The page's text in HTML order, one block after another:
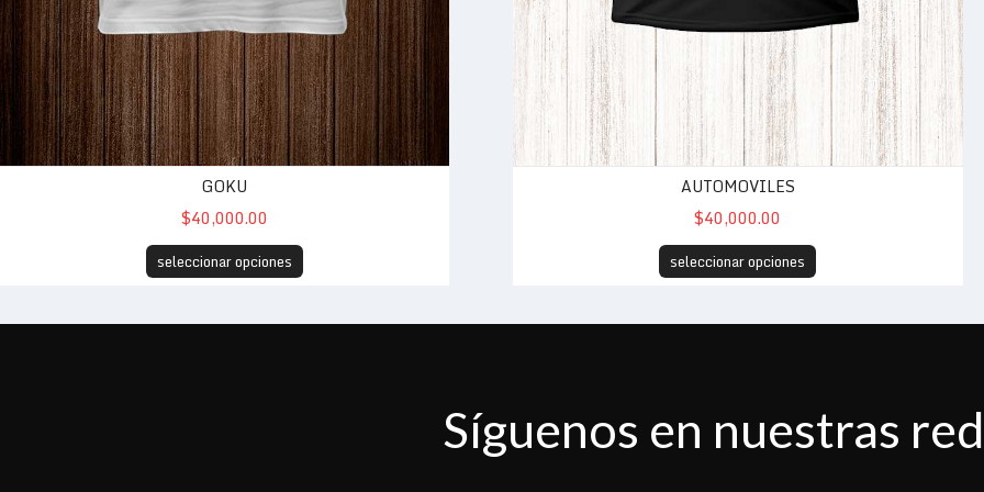
GOKU
$40,000.00
seleccionar opciones
AUTOMOVILES
$40,000.00
seleccionar opciones
Síguenos en nuestras